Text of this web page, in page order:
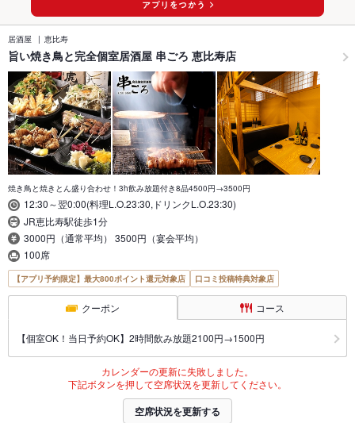
居酒屋 恵比寿
旨い焼き鳥と完全個室居酒屋 串ごろ 恵比寿店
焼き鳥と焼きとん盛り合わせ！3h飲み放題付き8品4500円→3500円
12:30～翌0:00(料理L.O.23:30,ドリンクL.O.23:30)
JR恵比寿駅徒歩1分
3000円（通常平均） 3500円（宴会平均）
100席
【アプリ予約限定】最大800ポイント還元対象店 口コミ投稿特典対象店
クーポン コース
【個室OK！当日予約OK】2時間飲み放題2100円→1500円
カレンダーの更新に失敗しました。
下記ボタンを押して空席状況を更新してください。
空席状況を更新する